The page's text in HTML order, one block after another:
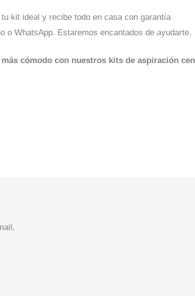
kit ideal y recibe todo en casa con garantía
o WhatsApp. Estaremos encantados de ayudarte.
cómodo con nuestros kits de aspiración